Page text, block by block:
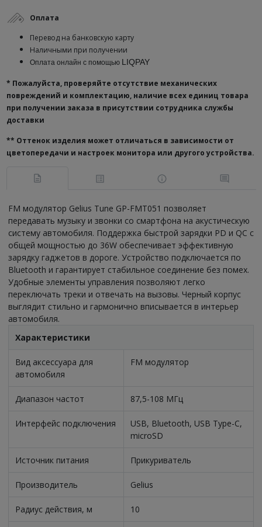
Оплата
Перевод на банковскую карту
Наличными при получении
Оплата онлайн с помощью LIQPAY
* Пожалуйста, проверяйте отсутствие механических
повреждений и комплектацию, наличие всех единиц товара
при получении заказа в присутствии сотрудника службы
доставки
** Оттенок изделия может отличаться в зависимости от
цветопередачи и настроек монитора или другого устройства.
FM модулятор Gelius Tune GP-FMT051 позволяет
передавать музыку и звонки со смартфона на акустическую
систему автомобиля. Поддержка быстрой зарядки PD и QC с
общей мощностью до 36W обеспечивает эффективную
зарядку гаджетов в дороге. Устройство подключается по
Bluetooth и гарантирует стабильное соединение без помех.
Удобные элементы управления позволяют легко
переключать треки и отвечать на вызовы. Черный корпус
выглядит стильно и гармонично вписывается в интерьер
автомобиля.
Характеристики
Вид аксессуара для
автомобиля
FM модулятор
Диапазон частот 87,5-108 МГц
Интерфейс подключения
USB, Bluetooth, USB Type-C,
microSD
Источник питания Прикуриватель
Производитель Gelius
Радиус действия, м 10